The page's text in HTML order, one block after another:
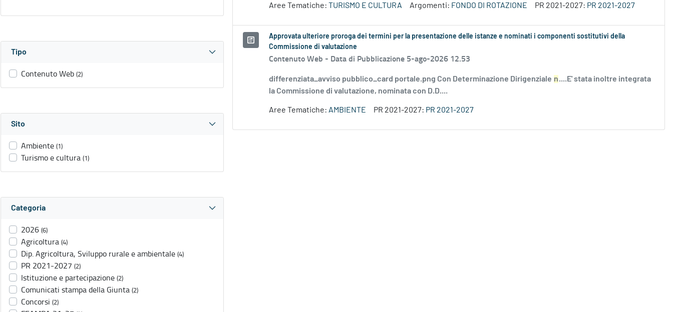
Tipo
Contenuto Web (2)
Sito
Ambiente (1)
Turismo e cultura (1)
Categoria
2026 (6)
Agricoltura (4)
Dip. Agricoltura, Sviluppo rurale e ambientale (4)
PR 2021-2027 (2)
Istituzione e partecipazione (2)
Comunicati stampa della Giunta (2)
Concorsi (2)
Aree Tematiche: TURISMO E CULTURA Argomenti: FONDO DI ROTAZIONE PR 2021-2027: PR 2021-2027
Approvata ulteriore proroga dei termini per la presentazione delle istanze e nominati i componenti sostitutivi della
Commissione di valutazione
Contenuto Web - Data di Pubblicazione 5-ago-2026 12.53
differenziata_avviso pubblico_card portale.png Con Determinazione Dirigenziale n....E' stata inoltre integrata
la Commissione di valutazione, nominata con D.D....
Aree Tematiche: AMBIENTE PR 2021-2027: PR 2021-2027